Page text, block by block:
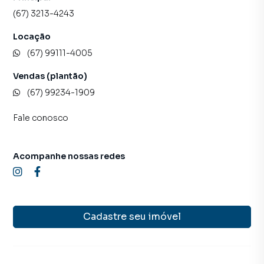
alugar seu imóvel mais rápido. Contamos também com um
time de programadores, corretores treinados e uma
proprietários e inquilinos.
(67) 3213-4243
Locação
(67) 99111-4005
Vendas (plantão)
(67) 99234-1909
Fale conosco
Cadastre seu imóvel
Acompanhe nossas redes